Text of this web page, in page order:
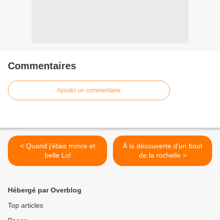
Commentaires
Ajouter un commentaire
< Quand j'étais mince et
belle Lol
À la découverte d'un bout
de la rochelle >
Hébergé par Overblog
Top articles